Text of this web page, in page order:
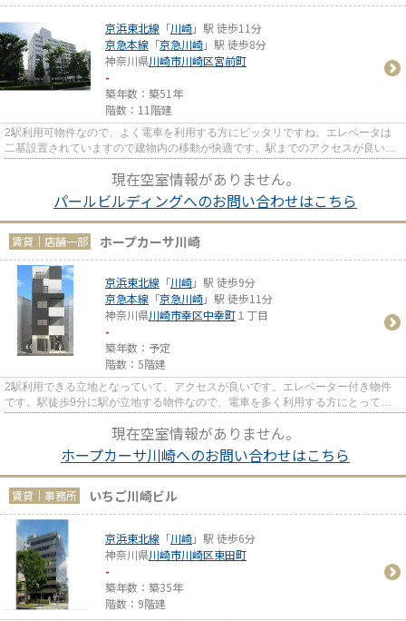
京浜東北線 「川崎」駅 徒歩11分
京急本線 「京急川崎」駅 徒歩8分
神奈川県川崎市川崎区宮前町
-
築年数：築51年
階数：11階建
2駅利用可物件なので、よく電車を利用する方にピッタリですね。エレベータは
二基設置されていますので建物内の移動が快適です。駅までのアクセスが良い、
現在空室情報がありません。
パールビルディングへのお問い合わせはこちら
賃貸｜店舗一部 ホープカーサ川崎
京浜東北線 「川崎」駅 徒歩9分
京急本線 「京急川崎」駅 徒歩11分
神奈川県川崎市幸区中幸町１丁目
-
築年数：予定
階数：5階建
2駅利用できる立地となっていて、アクセスが良いです。エレベーター付き物件
です。駅徒歩9分に駅が立地する物件なので、電車を多く利用する方にとって便
現在空室情報がありません。
ホープカーサ川崎へのお問い合わせはこちら
賃貸｜事務所 いちご川崎ビル
京浜東北線 「川崎」駅 徒歩6分
神奈川県川崎市川崎区東田町
-
築年数：築35年
階数：9階建